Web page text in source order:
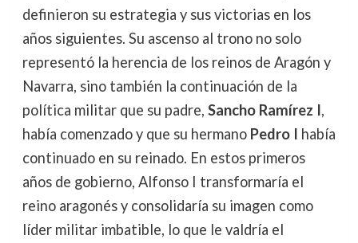
definieron su estrategia y sus victorias en los
años siguientes. Su ascenso al trono no solo
representó la herencia de los reinos de Aragón y
Navarra, sino también la continuación de la
política militar que su padre, Sancho Ramírez I,
había comenzado y que su hermano Pedro I había
continuado en su reinado. En estos primeros
años de gobierno, Alfonso I transformaría el
reino aragonés y consolidaría su imagen como
líder militar imbatible, lo que le valdría el